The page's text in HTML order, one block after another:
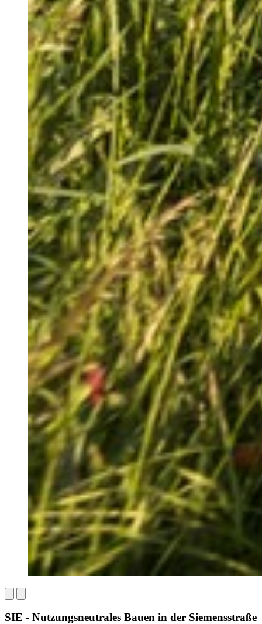
SIE - Nutzungsneutrales Bauen in der Siemensstraße